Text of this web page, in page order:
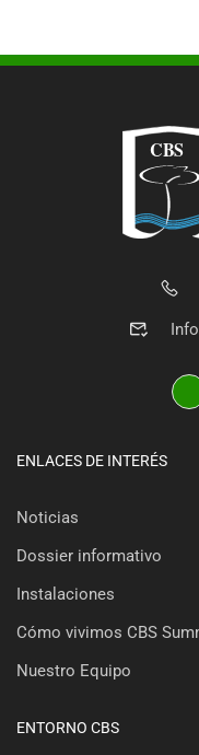
ENLACES DE INTERÉS
Noticias
Dossier informativo
Instalaciones
Cómo vivimos CBS
Nuestro Equipo
ENTORNO CBS